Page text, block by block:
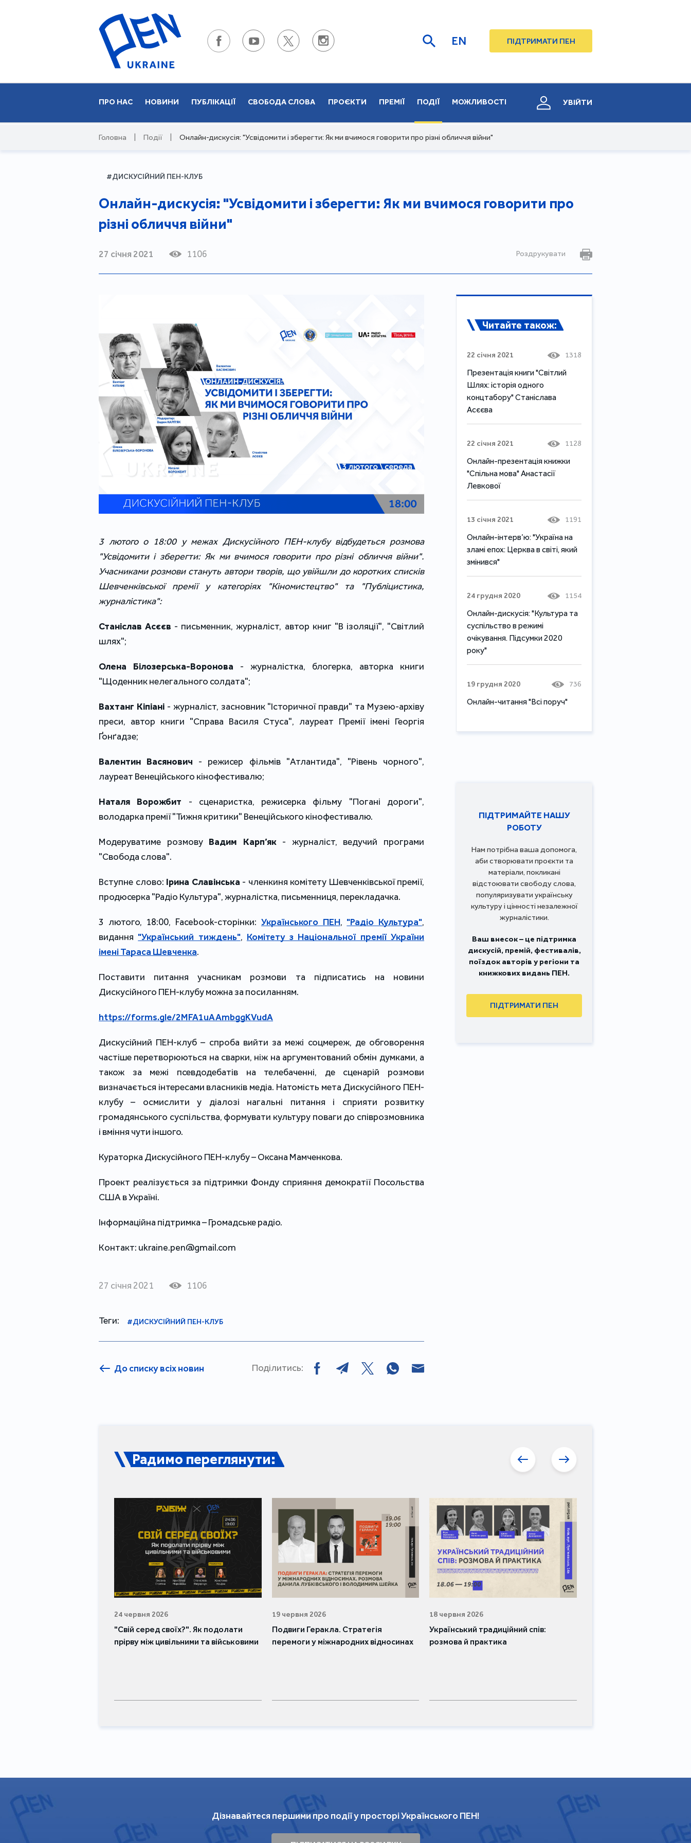
EN ПІДТРИМАТИ ПЕН
ПРО НАС НОВИНИ ПУБЛІКАЦІЇ СВОБОДА СЛОВА ПРОЄКТИ ПРЕМІЇ ПОДІЇ МОЖЛИВОСТІ УВІЙТИ
Головна Події Онлайн-дискусія: "Усвідомити і зберегти: Як ми вчимося говорити про різні обличчя війни"
#ДИСКУСІЙНИЙ ПЕН-КЛУБ
Онлайн-дискусія: "Усвідомити і зберегти: Як ми вчимося говорити про
різні обличчя війни"
27 січня 2021 1106 Роздрукувати
3 лютого о 18:00 у межах Дискусійного ПЕН-клубу відбудеться розмова
"Усвідомити і зберегти: Як ми вчимося говорити про різні обличчя війни".
Учасниками розмови стануть автори творів, що увійшли до коротких списків
Шевченківської премії у категоріях "Кіномистецтво" та "Публіцистика,
журналістика":
Станіслав Асєєв - письменник, журналіст, автор книг "В ізоляції", "Світлий
шлях";
Олена Білозерська-Воронова - журналістка, блогерка, авторка книги
"Щоденник нелегального солдата";
Вахтанг Кіпіані- журналіст, засновник "Історичної правди" та Музею-архіву
преси, автор книги "Справа Василя Стуса", лауреат Премії імені Георгія
Ґонґадзе;
Валентин Васянович - режисер фільмів "Атлантида", "Рівень чорного",
лауреат Венеційського кінофестивалю;
Наталя Ворожбит - сценаристка, режисерка фільму "Погані дороги",
володарка премії "Тижня критики" Венеційського кінофестивалю.
Модеруватиме розмову Вадим Карп’як- журналіст, ведучий програми
"Свобода слова".
Вступне слово: Ірина Славінська - членкиня комітету Шевченківської премії,
продюсерка "Радіо Культура", журналістка, письменниця, перекладачка.
3 лютого, 18:00, Facebook-сторінки: Українського ПЕН, "Радіо Культура",
видання "Український тиждень", Комітету з Національної премії України
імені Тараса Шевченка.
Поставити питання учасникам розмови та підписатись на новини
Дискусійного ПЕН-клубу можна за посиланням.
https://forms.gle/2MFA1uAAmbggKVudA
Дискусійний ПЕН-клуб – спроба вийти за межі соцмереж, де обговорення
частіше перетворюються на сварки, ніж на аргументований обмін думками, а
також за межі псевдодебатів на телебаченні, де сценарій розмови
визначається інтересами власників медіа. Натомість мета Дискусійного ПЕН-
клубу – осмислити у діалозі нагальні питання і сприяти розвитку
громадянського суспільства, формувати культуру поваги до співрозмовника
і вміння чути іншого.
Кураторка Дискусійного ПЕН-клубу – Оксана Мамченкова.
Проект реалізується за підтримки Фонду сприяння демократії Посольства
США в Україні.
Інформаційна підтримка – Громадське радіо.
Контакт: ukraine.pen@gmail.com
27 січня 2021 1106
Теги: #ДИСКУСІЙНИЙ ПЕН-КЛУБ
До списку всіх новин Поділитись:
Читайте також:
22 січня 2021 1318
Презентація книги "Світлий
Шлях: історія одного
концтабору" Станіслава
Асєєва
22 січня 2021 1128
Онлайн-презентація книжки
"Спільна мова" Анастасії
Левкової
13 січня 2021 1191
Онлайн-інтерв’ю: "Україна на
зламі епох: Церква в світі, який
змінився"
24 грудня 2020 1154
Онлайн-дискусія: "Культура та
суспільство в режимі
очікування. Підсумки 2020
року"
19 грудня 2020 736
Онлайн-читання "Всі поруч"
ПІДТРИМАЙТЕ НАШУ
РОБОТУ
Нам потрібна ваша допомога,
аби створювати проєкти та
матеріали, покликані
відстоювати свободу слова,
популяризувати українську
культуру і цінності незалежної
журналістики.
Ваш внесок – це підтримка
дискусій, премій, фестивалів,
поїздок авторів у регіони та
книжкових видань ПЕН.
ПІДТРИМАТИ ПЕН
Радимо переглянути:
24 червня 2026
"Свій серед своїх?". Як подолати
прірву між цивільними та військовими
19 червня 2026
Подвиги Геракла. Стратегія
перемоги у міжнародних відносинах
18 червня 2026
Український традиційний спів:
розмова й практика
Дізнавайтеся першими про події у просторі Українського ПЕН!